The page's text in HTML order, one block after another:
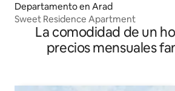
Departamento en Arad
Sweet Residence Apartment
La comodidad de un
precios mensuales